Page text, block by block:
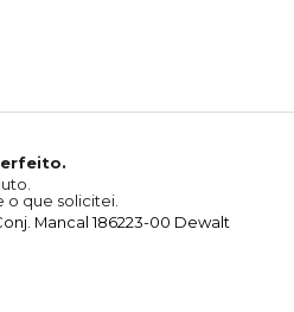
o que solicitei.
Mancal 186223-00 Dewalt